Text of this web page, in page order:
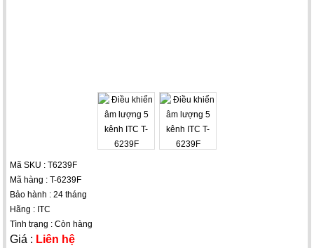
Mã SKU : T6239F
Mã hàng : T-6239F
Bảo hành : 24 tháng
Hãng : ITC
Tình trạng : Còn hàng
Giá : Liên hệ